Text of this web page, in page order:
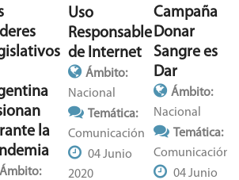
la
Ámbito:
Uso
Responsable
de Internet
Ámbito:
Nacional
Temática:
Comunicación
04 Junio
2020
Campaña
Donar
Sangre es
Dar
Ámbito:
Nacional
Temática:
Comunicación
04 Junio